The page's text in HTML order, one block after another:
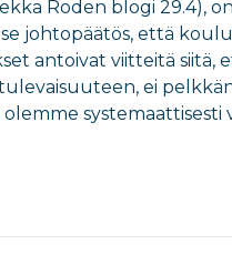
Roden blogi 29.4), on
johtopäätös, että
antoivat viitteitä siitä,
ei
systemaattisesti